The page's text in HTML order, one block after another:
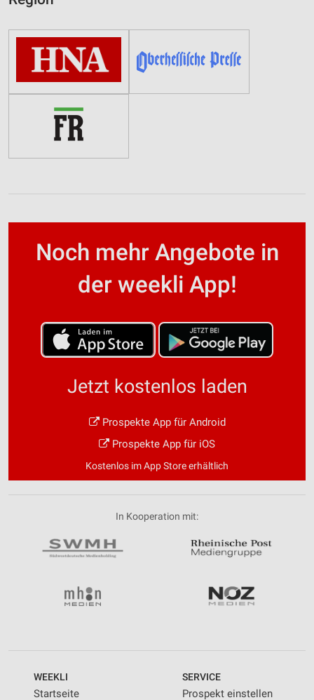
Noch mehr Angebote in
der weekli App!
Jetzt kostenlos laden
Prospekte App für Android
Prospekte App für iOS
Kostenlos im App Store erhältlich
In Kooperation mit:
WEEKLI
Startseite
SERVICE
Prospekt einstellen